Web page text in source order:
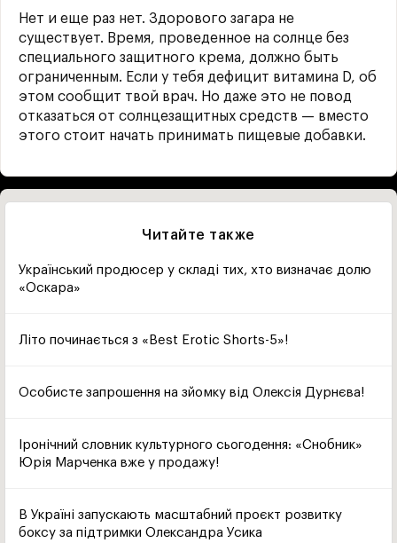
Нет и еще раз нет. Здорового загара не
существует. Время, проведенное на солнце без
специального защитного крема, должно быть
ограниченным. Если у тебя дефицит витамина D, об
этом сообщит твой врач. Но даже это не повод
отказаться от солнцезащитных средств — вместо
этого стоит начать принимать пищевые добавки.
Читайте также
Український продюсер у складі тих, хто визначає долю
«Оскара»
Літо починається з «Best Erotic Shorts-5»!
Особисте запрошення на зйомку від Олексія Дурнєва!
Іронічний словник культурного сьогодення: «Снобник»
Юрія Марченка вже у продажу!
В Україні запускають масштабний проєкт розвитку
боксу за підтримки Олександра Усика